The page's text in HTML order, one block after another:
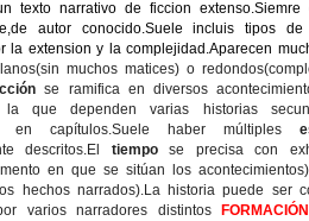
texto narrativo de ficcion
autor conocido.Suele incluis tipos de
la extension y la complejidad.Aparecen
muchos matices) o
se ramifica en diversos
que dependen varias historias
en capítulos.Suele haber múltiples
descritos.El tiempose precisa con
en que se sitúan los
hechos narrados).La historia puede ser
varios narradores distintos